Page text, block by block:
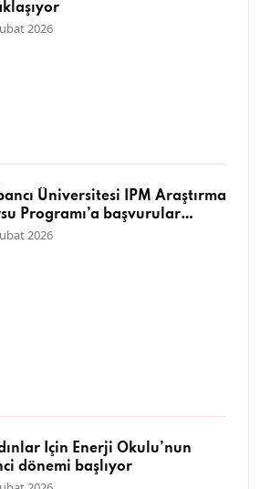
2026
Üniversitesi İPM Araştırma
Programı’a başvurular
2026
İçin Enerji Okulu’nun
dönemi başlıyor